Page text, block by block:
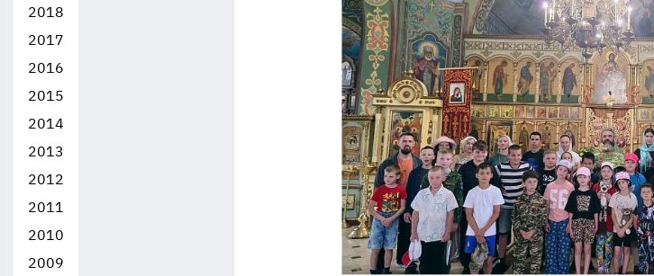
2018
2017
2016
2015
2014
2013
2012
2011
2010
2009